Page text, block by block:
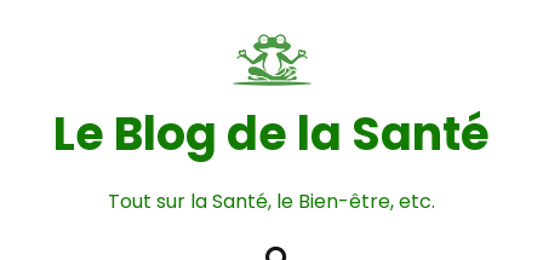
Le Blog de la Santé
Tout sur la Santé, le Bien-être, etc.